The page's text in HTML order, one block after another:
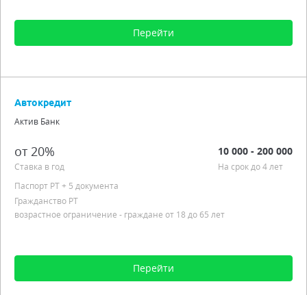
Перейти
Процентная ставка от 20,00%
Гражданство РТ
Льготный период
Подробно
Автокредит
Актив Банк
от 20%
Ставка в год
10 000 - 200 000
На срок до 4 лет
Паспорт РT+ 5 документа
Гражданство РТ
возрастное ограничение - граждане от 18 до 65 лет
Перейти